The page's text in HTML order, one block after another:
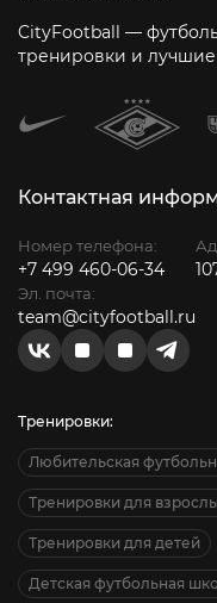
CityFootball —
тренировки и
Контактная
Номер телефона:
+7 499 460-06-34
Эл. почта:
team@cityfootball.ru
Тренировки:
Любительская
Тренировки для
Тренировки для детей
Детская футбольная